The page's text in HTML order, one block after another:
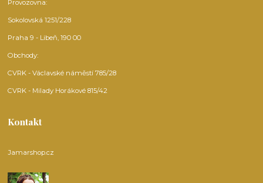
Provozovna:
Sokolovská 1251/228
Praha 9 - Libeň, 190 00
Obchody:
CVRK - Václavské náměstí 785/28
CVRK - Milady Horákové 815/42
Kontakt
Jamarshop.cz